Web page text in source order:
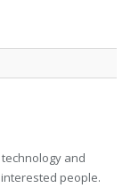
and
people.